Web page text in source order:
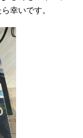
幸いです。